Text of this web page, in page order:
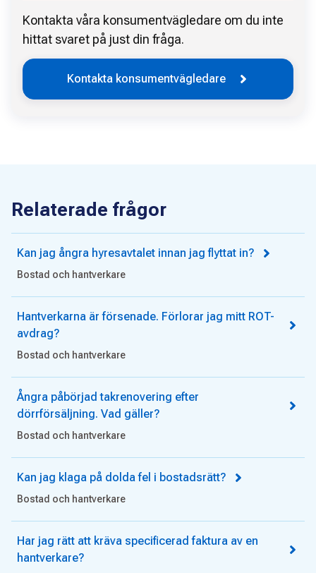
Kontakta våra konsumentvägledare om du inte
hittat svaret på just din fråga.
Kontakta konsumentvägledare
Relaterade frågor
Kan jag ångra hyresavtalet innan jag flyttat in?
Bostad och hantverkare
Hantverkarna är försenade. Förlorar jag mitt ROT-
avdrag?
Bostad och hantverkare
Ångra påbörjad takrenovering efter
dörrförsäljning. Vad gäller?
Bostad och hantverkare
Kan jag klaga på dolda fel i bostadsrätt?
Bostad och hantverkare
Har jag rätt att kräva specificerad faktura av en
hantverkare?